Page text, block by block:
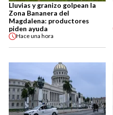
Lluvias y granizo golpean la
Zona Bananera del
Magdalena: productores
piden ayuda
Haceuna hora